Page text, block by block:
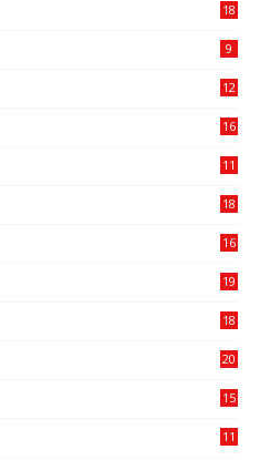
18
9
12
16
11
18
16
19
18
20
15
11